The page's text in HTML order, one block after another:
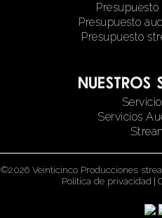
Presupuesto
Presupuesto
Nuestros
Servicios
©2026 Veinticinco Producciones
Política de privacidad |